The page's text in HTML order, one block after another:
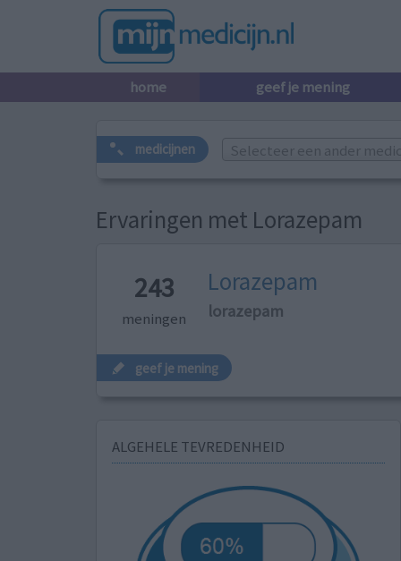
home geef je mening
medicijnen Selecteer een ander
Ervaringen met Lorazepam
243
meningen
Lorazepam
lorazepam
geef je mening
ALGEHELE TEVREDENHEID